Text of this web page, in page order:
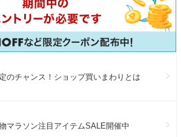
のチャンス！ショップ買いまわりとは
マラソン注目アイテムSALE開催中